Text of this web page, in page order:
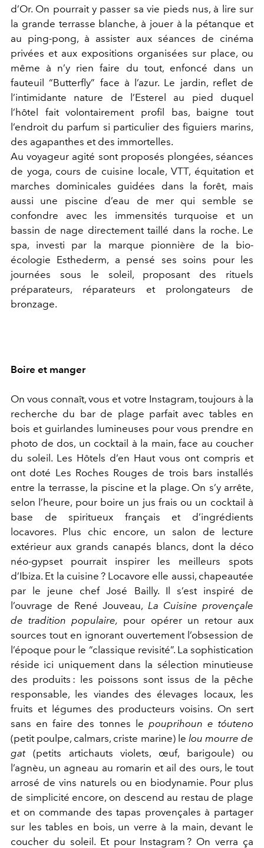
d’Or. On pourrait y passer sa vie pieds nus, à lire sur
la grande terrasse blanche, à jouer à la pétanque et
au ping-pong, à assister aux séances de cinéma
privées et aux expositions organisées sur place, ou
même à n’y rien faire du tout, enfoncé dans un
fauteuil “Butterfly” face à l’azur. Le jardin, reflet de
l’intimidante nature de l’Esterel au pied duquel
l’hôtel fait volontairement profil bas, baigne tout
l’endroit du parfum si particulier des figuiers marins,
des agapanthes et des immortelles.
Au voyageur agité sont proposés plongées, séances
de yoga, cours de cuisine locale, VTT, équitation et
marches dominicales guidées dans la forêt, mais
aussi une piscine d’eau de mer qui semble se
confondre avec les immensités turquoise et un
bassin de nage directement taillé dans la roche. Le
spa, investi par la marque pionnière de la bio-
écologie Esthederm, a pensé ses soins pour les
journées sous le soleil, proposant des rituels
préparateurs, réparateurs et prolongateurs de
bronzage.
Boire et manger
On vous connaît, vous et votre Instagram, toujours à la
recherche du bar de plage parfait avec tables en
bois et guirlandes lumineuses pour vous prendre en
photo de dos, un cocktail à la main, face au coucher
du soleil. Les Hôtels d’en Haut vous ont compris et
ont doté Les Roches Rouges de trois bars installés
entre la terrasse, la piscine et la plage. On s’y arrête,
selon l’heure, pour boire un jus frais ou un cocktail à
base de spiritueux français et d’ingrédients
locavores. Plus chic encore, un salon de lecture
extérieur aux grands canapés blancs, dont la déco
néo-gypset pourrait inspirer les meilleurs spots
d’Ibiza. Et la cuisine ? Locavore elle aussi, chapeautée
par le jeune chef José Bailly. Il s’est inspiré de
l’ouvrage de René Jouveau, La Cuisine provençale
de tradition populaire, pour opérer un retour aux
sources tout en ignorant ouvertement l’obsession de
l’époque pour le “classique revisité”. La sophistication
réside ici uniquement dans la sélection minutieuse
des produits : les poissons sont issus de la pêche
responsable, les viandes des élevages locaux, les
fruits et légumes des producteurs voisins. On sert
sans en faire des tonnes le pouprihoun e tóuteno
(petit poulpe, calmars, criste marine) le lou mourre de
gat(petits artichauts violets, œuf, barigoule) ou
l’agnèu, un agneau au romarin et ail des ours, le tout
arrosé de vins naturels ou en biodynamie. Pour plus
de simplicité encore, on descend au restau de plage
et on commande des tapas provençales à partager
sur les tables en bois, un verre à la main, devant le
coucher du soleil. Et pour Instagram ? On verra ça